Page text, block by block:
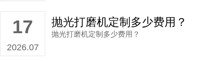
17
2026.07
抛光打磨机定制多少费用？
抛光打磨机定制多少费用？